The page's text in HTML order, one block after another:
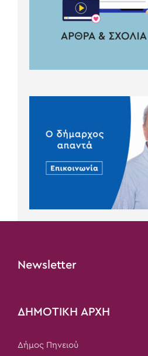
Newsletter
ΔΗΜΟΤΙΚΗ ΑΡΧΗ
Δήμος Πηνειού